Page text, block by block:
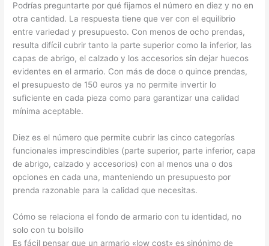
Podrías preguntarte por qué fijamos el número en diez y no en
otra cantidad. La respuesta tiene que ver con el equilibrio
entre variedad y presupuesto. Con menos de ocho prendas,
resulta difícil cubrir tanto la parte superior como la inferior, las
capas de abrigo, el calzado y los accesorios sin dejar huecos
evidentes en el armario. Con más de doce o quince prendas,
el presupuesto de 150 euros ya no permite invertir lo
suficiente en cada pieza como para garantizar una calidad
mínima aceptable.
Diez es el número que permite cubrir las cinco categorías
funcionales imprescindibles (parte superior, parte inferior, capa
de abrigo, calzado y accesorios) con al menos una o dos
opciones en cada una, manteniendo un presupuesto por
prenda razonable para la calidad que necesitas.
Cómo se relaciona el fondo de armario con tu identidad, no
solo con tu bolsillo
Es fácil pensar que un armario «low cost» es sinónimo de